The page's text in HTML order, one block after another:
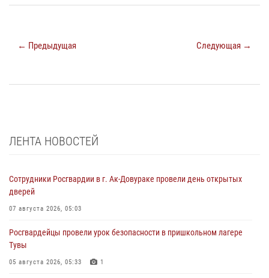
← Предыдущая Следующая →
ЛЕНТА НОВОСТЕЙ
Сотрудники Росгвардии в г. Ак-Довураке провели день открытых
дверей
07 августа 2026, 05:03
Росгвардейцы провели урок безопасности в пришкольном лагере
Тувы
05 августа 2026, 05:33 1